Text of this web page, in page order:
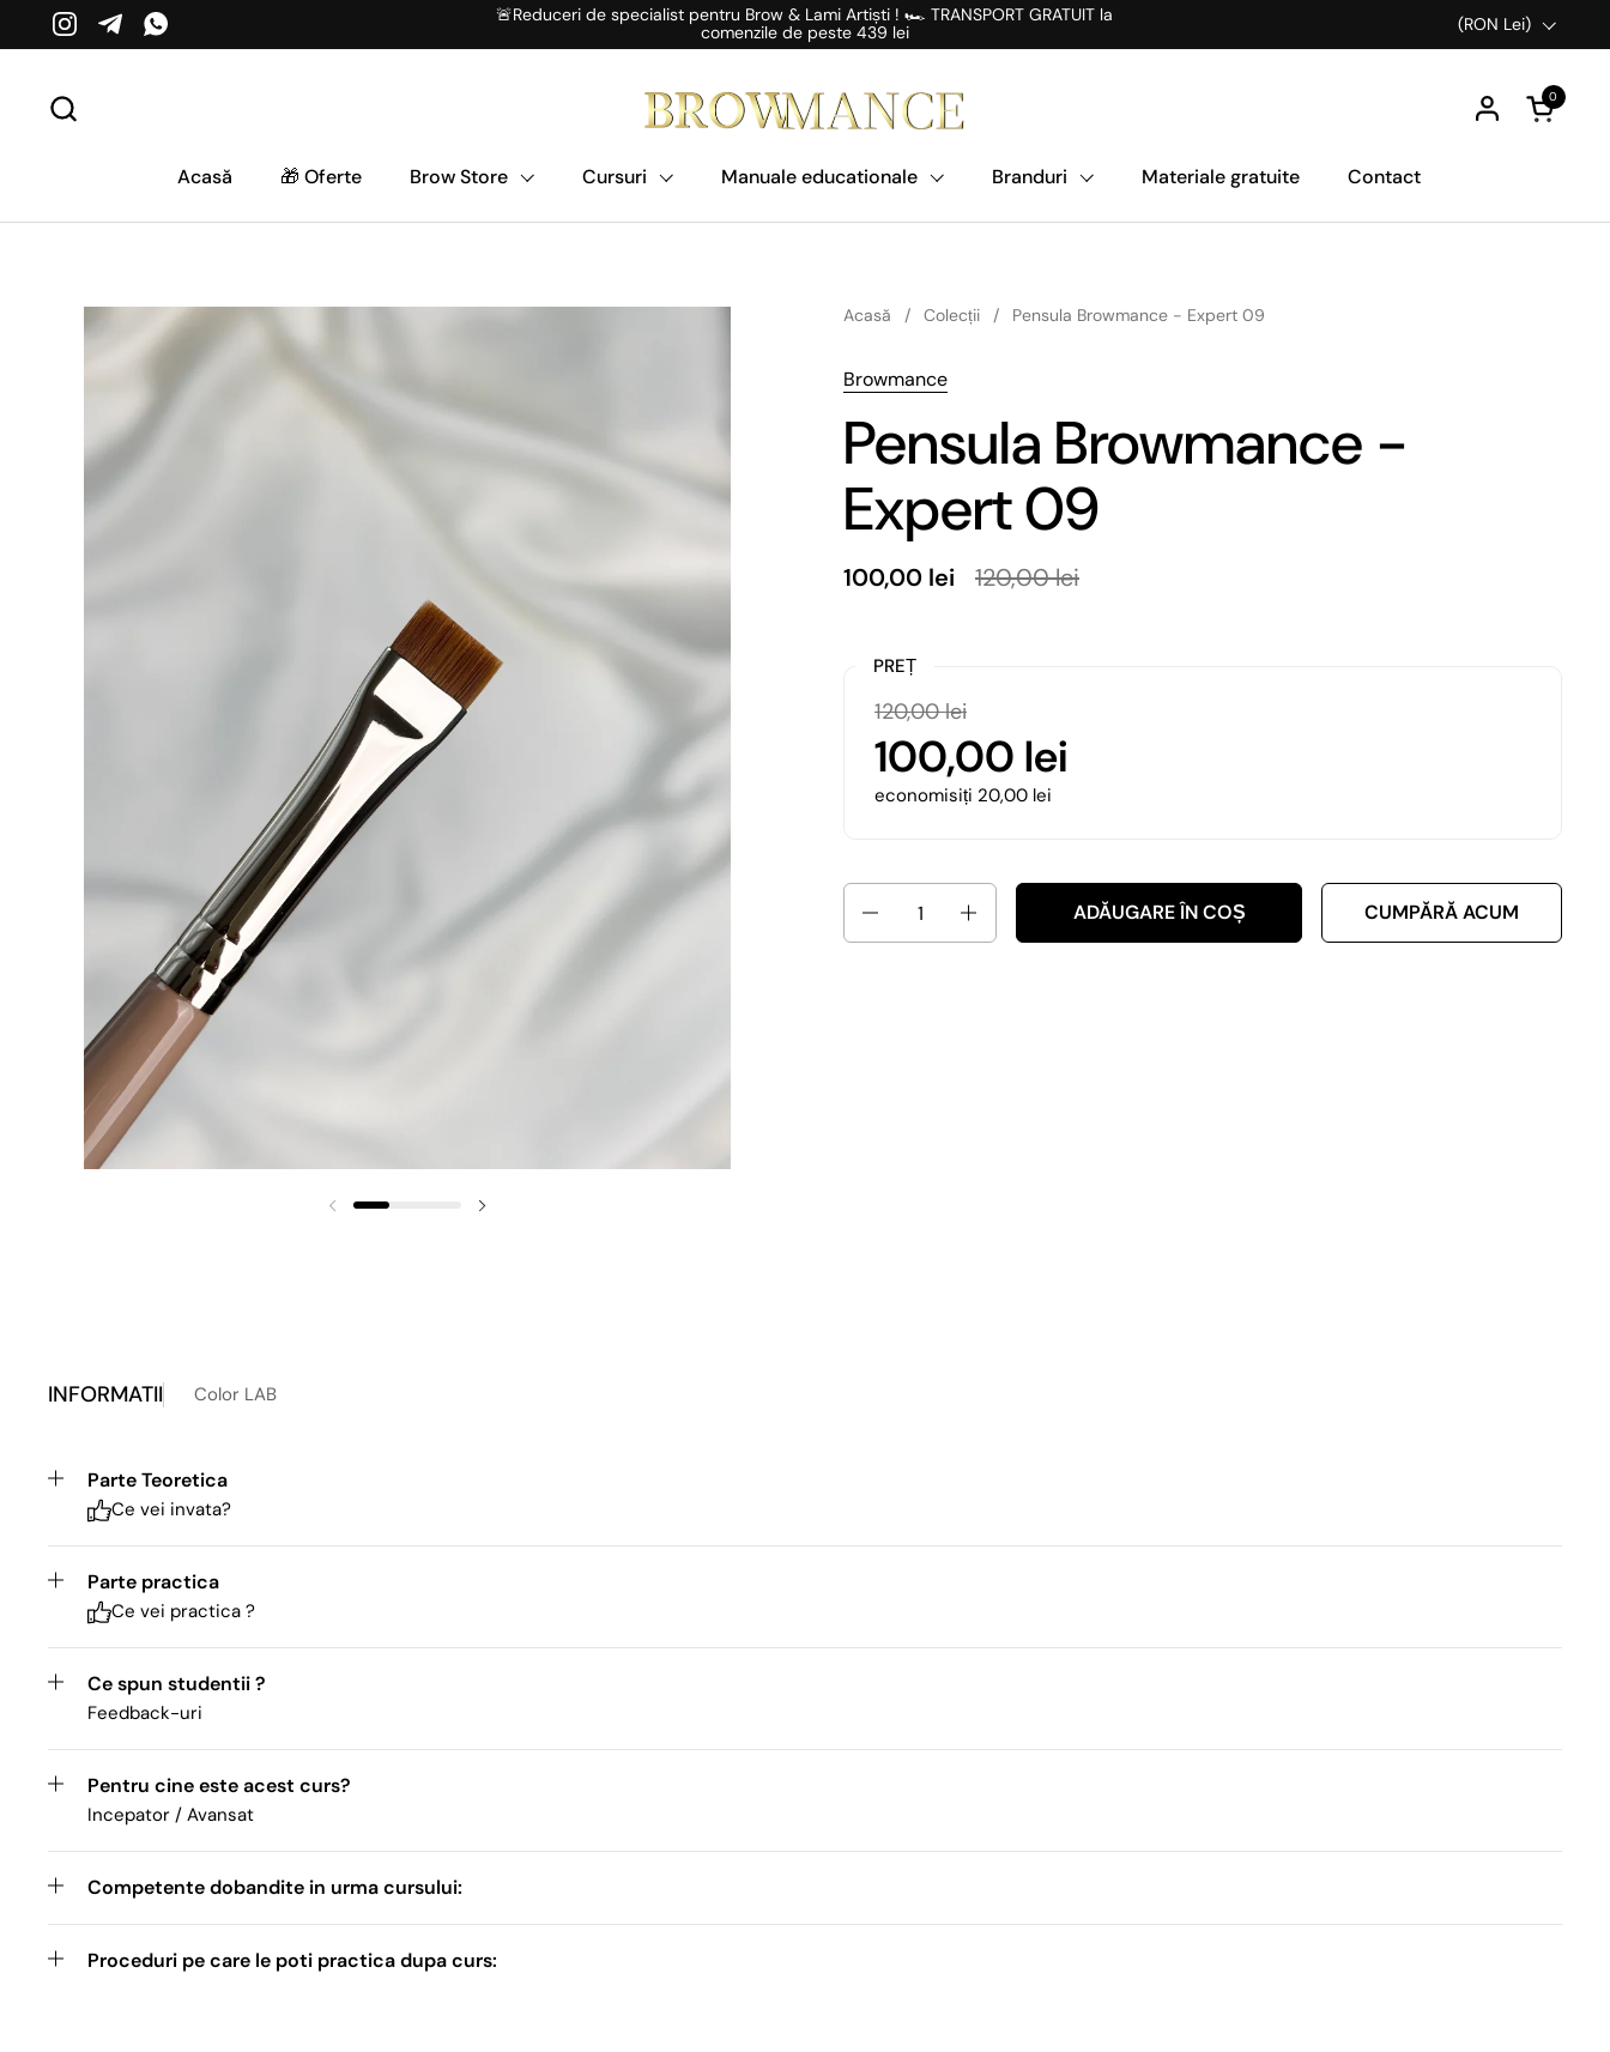
Salt la conținut
Instagram
TelegramWhatsApp
🚨Reduceri de specialist pentru Brow & Lami Artiști ! 🏎️ TRANSPORT GRATUIT la
comenzile de peste 439 lei
Țară/Regiune
(RON Lei)
0
Acasă 🎁 Oferte Brow Store Cursuri Manuale educationale Branduri Materiale gratuite Contact
Acasă / Colecții / Pensula Browmance - Expert 09
Browmance
Pensula Browmance -
Expert 09
100,00 lei 120,00 lei
PREȚ
100,00 lei
120,00 lei
economisiți 20,00 lei
ADĂUGARE ÎN COȘ CUMPĂRĂ ACUM
INFORMATII Color LAB
Parte Teoretica
Ce vei invata?
Parte practica
Ce vei practica ?
Ce spun studentii ?
Feedback-uri
Pentru cine este acest curs?
Incepator / Avansat
Competente dobandite in urma cursului:
Proceduri pe care le poti practica dupa curs: